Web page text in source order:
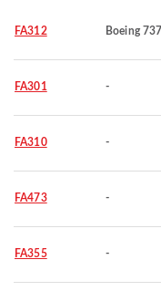
FA312 Boeing 737
FA301 -
FA310 -
FA473 -
FA355 -